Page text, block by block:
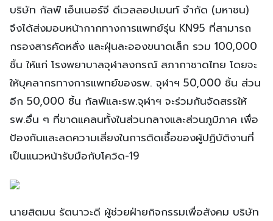
บริษัท กัลฟ์ เอ็นเนอร์จี ดีเวลลอปเมนท์ จำกัด (มหาชน)
จึงได้ส่งมอบหน้ากากทางการแพทย์รุ่น KN95 ที่สามารถ
กรองสารคัดหลั่ง และฝุ่นละอองขนาดเล็ก รวม 100,000
ชิ้น ให้แก่ โรงพยาบาลจุฬาลงกรณ์ สภากาชาดไทย โดยจะ
ให้บุคลากรทางการแพทย์ของรพ. จุฬาฯ 50,000 ชิ้น ส่วน
อีก 50,000 ชิ้น กัลฟ์และรพ.จุฬาฯ จะร่วมกันจัดสรรให้
รพ.อื่น ๆ ที่ขาดแคลนทั้งในส่วนกลางและส่วนภูมิภาค เพื่อ
ป้องกันและลดความเสี่ยงในการติดเชื้อของผู้ปฏิบัติงานที่
เป็นแนวหน้ารับมือกับโควิด-19
นายสิตมน รัตนาวะดี ผู้ช่วยฝ่ายกิจกรรมเพื่อสังคม บริษัท